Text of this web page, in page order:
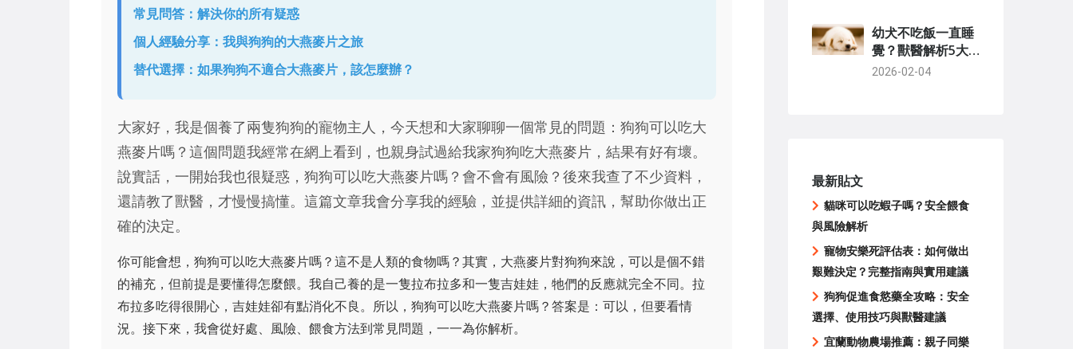
常見問答：解決你的所有疑惑
個人經驗分享：我與狗狗的大燕麥片之旅
替代選擇：如果狗狗不適合大燕麥片，該怎麼辦？
大家好，我是個養了兩隻狗狗的寵物主人，今天想和大家聊聊一個常見的問題：狗狗可以吃大
燕麥片嗎？這個問題我經常在網上看到，也親身試過給我家狗狗吃大燕麥片，結果有好有壞。
說實話，一開始我也很疑惑，狗狗可以吃大燕麥片嗎？會不會有風險？後來我查了不少資料，
還請教了獸醫，才慢慢搞懂。這篇文章我會分享我的經驗，並提供詳細的資訊，幫助你做出正
確的決定。
你可能會想，狗狗可以吃大燕麥片嗎？這不是人類的食物嗎？其實，大燕麥片對狗狗來說，可以是個不錯
的補充，但前提是要懂得怎麼餵。我自己養的是一隻拉布拉多和一隻吉娃娃，牠們的反應就完全不同。拉
布拉多吃得很開心，吉娃娃卻有點消化不良。所以，狗狗可以吃大燕麥片嗎？答案是：可以，但要看情
況。接下來，我會從好處、風險、餵食方法到常見問題，一一為你解析。
幼犬不吃飯一直睡
覺？獸醫解析5大
原因與實用對策
2026-02-04
最新貼文
貓咪可以吃蝦子嗎？安全餵食
與風險解析
寵物安樂死評估表：如何做出
艱難決定？完整指南與實用建議
狗狗促進食慾藥全攻略：安全
選擇、使用技巧與獸醫建議
宜蘭動物農場推薦：親子同樂